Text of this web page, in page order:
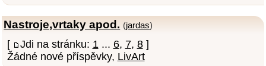
Nastroje,vrtaky apod. (jardas)
[ Jdi na stránku: 1... 6, 7, 8]
Žádné nové příspěvky, LivArt